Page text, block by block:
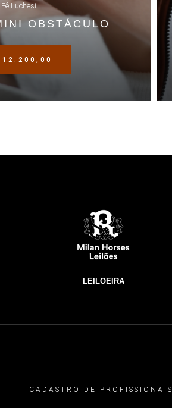
Fê Luchesi
OBSTÁCULO
12.200,00
LEILOEIRA
CADASTRO DE PROFISSIONAIS